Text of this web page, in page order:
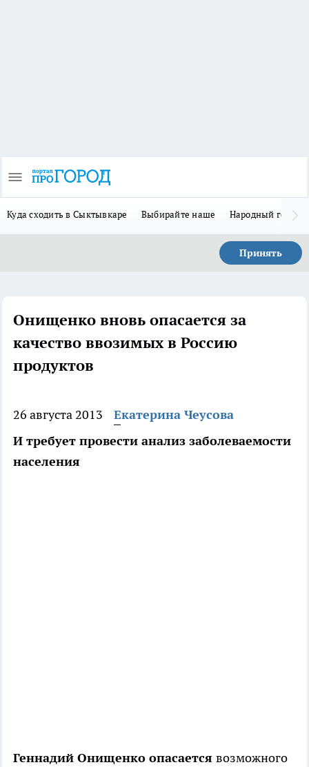
Куда сходить в Сыктывкаре Выбирайте наше Народный герой
Принять
Онищенко вновь опасается за
качество ввозимых в Россию
продуктов
26 августа 2013
Екатерина Чеусова
И требует провести анализ заболеваемости
населения
Геннадий Онищенко опасается возможного